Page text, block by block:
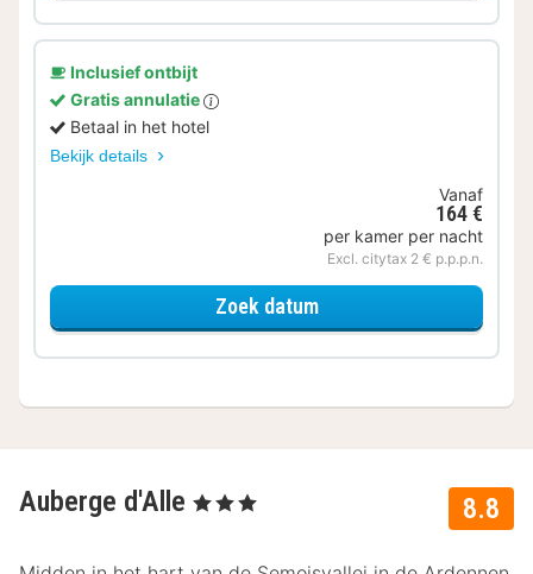
Inclusief ontbijt
Gratis annulatie
Betaal in het hotel
Bekijk details
Vanaf
164 €
per kamer per nacht
Excl. citytax 2 € p.p.p.n.
Zoek datumvoor Comfort Plus
8.8
Auberge d'Alle , 3 Sterren